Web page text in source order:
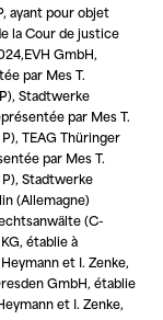
ayant pour objet
la Cour de justice
EVH GmbH,
par Mes T.
Stadtwerke
par Mes T.
TEAG Thüringer
par Mes T.
Stadtwerke
(Allemagne)
(C-
, établie à
et I. Zenke,
GmbH, établie
et I. Zenke,